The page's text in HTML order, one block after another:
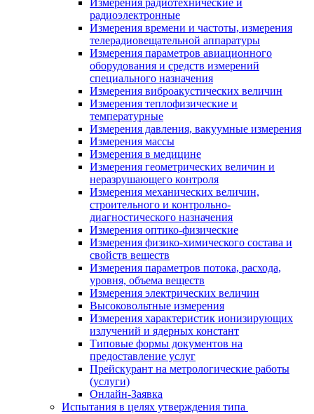
Измерения радиотехнические и
радиоэлектронные
Измерения времени и частоты, измерения
телерадиовещательной аппаратуры
Измерения параметров авиационного
оборудования и средств измерений
специального назначения
Измерения виброакустических величин
Измерения теплофизические и
температурные
Измерения давления, вакуумные измерения
Измерения массы
Измерения в медицине
Измерения геометрических величин и
неразрушающего контроля
Измерения механических величин,
строительного и контрольно-
диагностического назначения
Измерения оптико-физические
Измерения физико-химического состава и
свойств веществ
Измерения параметров потока, расхода,
уровня, объема веществ
Измерения электрических величин
Высоковольтные измерения
Измерения характеристик ионизирующих
излучений и ядерных констант
Типовые формы документов на
предоставление услуг
Прейскурант на метрологические работы
(услуги)
Онлайн-Заявка
Испытания в целях утверждения типа